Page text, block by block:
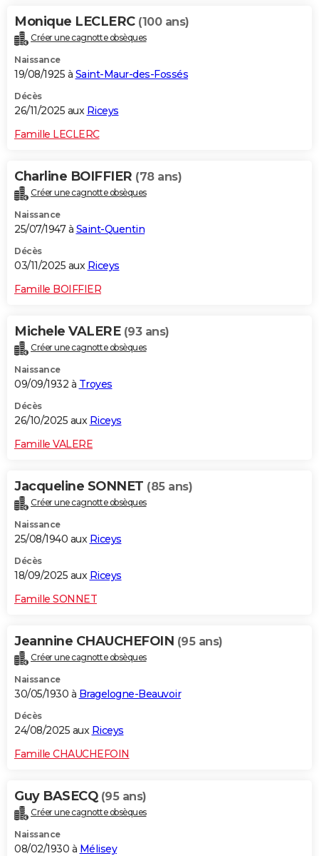
Monique LECLERC (100 ans)
Créer une cagnotte obsèques
Naissance
19/08/1925 à Saint-Maur-des-Fossés
Décès
26/11/2025 aux Riceys
Famille LECLERC
Charline BOIFFIER (78 ans)
Créer une cagnotte obsèques
Naissance
25/07/1947 à Saint-Quentin
Décès
03/11/2025 aux Riceys
Famille BOIFFIER
Michele VALERE (93 ans)
Créer une cagnotte obsèques
Naissance
09/09/1932 à Troyes
Décès
26/10/2025 aux Riceys
Famille VALERE
Jacqueline SONNET (85 ans)
Créer une cagnotte obsèques
Naissance
25/08/1940 aux Riceys
Décès
18/09/2025 aux Riceys
Famille SONNET
Jeannine CHAUCHEFOIN (95 ans)
Créer une cagnotte obsèques
Naissance
30/05/1930 à Bragelogne-Beauvoir
Décès
24/08/2025 aux Riceys
Famille CHAUCHEFOIN
Guy BASECQ (95 ans)
Créer une cagnotte obsèques
Naissance
08/02/1930 à Mélisey